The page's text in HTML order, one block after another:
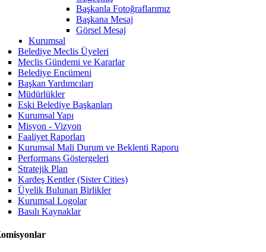
Başkanla Fotoğraflarımız
Başkana Mesaj
Görsel Mesaj
Kurumsal
Belediye Meclis Üyeleri
Meclis Gündemi ve Kararlar
Belediye Encümeni
Başkan Yardımcıları
Müdürlükler
Eski Belediye Başkanları
Kurumsal Yapı
Misyon - Vizyon
Faaliyet Raporları
Kurumsal Mali Durum ve Beklenti Raporu
Performans Göstergeleri
Stratejik Plan
Kardeş Kentler (Sister Cities)
Üyelik Bulunan Birlikler
Kurumsal Logolar
Basılı Kaynaklar